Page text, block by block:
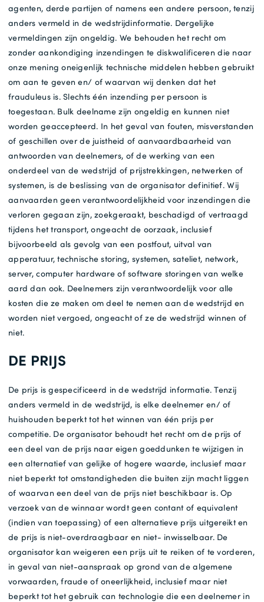
agenten, derde partijen of namens een andere persoon, tenzij
anders vermeld in de wedstrijdinformatie. Dergelijke
vermeldingen zijn ongeldig. We behouden het recht om
zonder aankondiging inzendingen te diskwalificeren die naar
onze mening oneigenlijk technische middelen hebben gebruikt
om aan te geven en/ of waarvan wij denken dat het
frauduleus is. Slechts één inzending per persoon is
toegestaan. Bulk deelname zijn ongeldig en kunnen niet
worden geaccepteerd. In het geval van fouten, misverstanden
of geschillen over de juistheid of aanvaardbaarheid van
antwoorden van deelnemers, of de werking van een
onderdeel van de wedstrijd of prijstrekkingen, netwerken of
systemen, is de beslissing van de organisator definitief. Wij
aanvaarden geen verantwoordelijkheid voor inzendingen die
verloren gegaan zijn, zoekgeraakt, beschadigd of vertraagd
tijdens het transport, ongeacht de oorzaak, inclusief
bijvoorbeeld als gevolg van een postfout, uitval van
apperatuur, technische storing, systemen, sateliet, network,
server, computer hardware of software storingen van welke
aard dan ook. Deelnemers zijn verantwoordelijk voor alle
kosten die ze maken om deel te nemen aan de wedstrijd en
worden niet vergoed, ongeacht of ze de wedstrijd winnen of
niet.
DE PRIJS
De prijs is gespecificeerd in de wedstrijd informatie. Tenzij
anders vermeld in de wedstrijd, is elke deelnemer en/ of
huishouden beperkt tot het winnen van één prijs per
competitie. De organisator behoudt het recht om de prijs of
een deel van de prijs naar eigen goeddunken te wijzigen in
een alternatief van gelijke of hogere waarde, inclusief maar
niet beperkt tot omstandigheden die buiten zijn macht liggen
of waarvan een deel van de prijs niet beschikbaar is. Op
verzoek van de winnaar wordt geen contant of equivalent
(indien van toepassing) of een alternatieve prijs uitgereikt en
de prijs is niet-overdraagbaar en niet- inwisselbaar. De
organisator kan weigeren een prijs uit te reiken of te vorderen,
in geval van niet-aanspraak op grond van de algemene
vorwaarden, fraude of oneerlijkheid, inclusief maar niet
beperkt tot het gebruik can technologie die een deelnemer in